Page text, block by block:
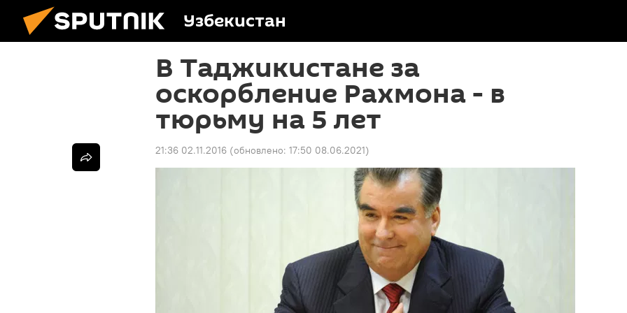
Узбекистан
В Таджикистане за
оскорбление Рахмона - в
тюрьму на 5 лет
21:36 02.11.2016 (обновлено: 17:50 08.06.2021)